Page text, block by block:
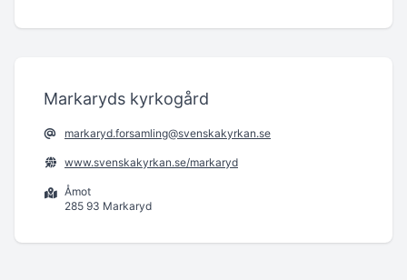
Markaryds kyrkogård
markaryd.forsamling@svenskakyrkan.se
www.svenskakyrkan.se/markaryd
Åmot
285 93 Markaryd